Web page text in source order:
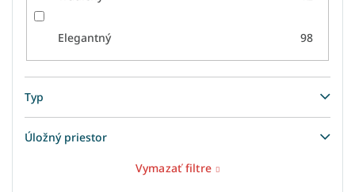
Elegantný 98
Typ
Úložný priestor
Vymazať filtre